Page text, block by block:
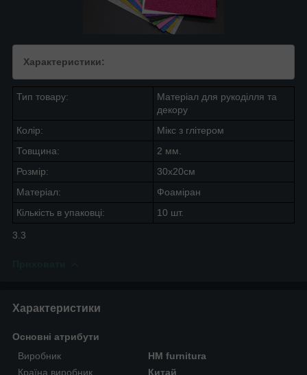
Характеристики:
Тип товару:
Матеріал для рукоділля та
декору
Колір:
Мікс з глітером
Товщина:
2 мм.
Розмір:
30х20см
Матеріал:
Фоаміран
Кількість в упаковці:
10 шт.
3.3
Характеристики
Основні атрибути
Виробник
HM furnitura
Країна виробник
Китай